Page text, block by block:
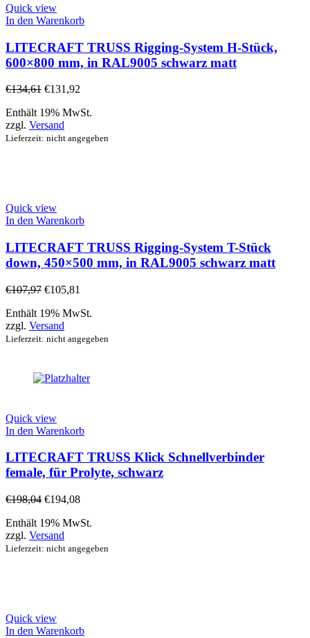
Quick view
In den Warenkorb
LITECRAFT TRUSS Rigging-System H-Stück,
600×800 mm, in RAL9005 schwarz matt
€134,61 €131,92
Enthält 19% MwSt.
zzgl. Versand
Lieferzeit: nicht angegeben
Quick view
In den Warenkorb
LITECRAFT TRUSS Rigging-System T-Stück
down, 450×500 mm, in RAL9005 schwarz matt
€107,97 €105,81
Enthält 19% MwSt.
zzgl. Versand
Lieferzeit: nicht angegeben
Quick view
In den Warenkorb
LITECRAFT TRUSS Klick Schnellverbinder
female, für Prolyte, schwarz
€198,04 €194,08
Enthält 19% MwSt.
zzgl. Versand
Lieferzeit: nicht angegeben
Quick view
In den Warenkorb